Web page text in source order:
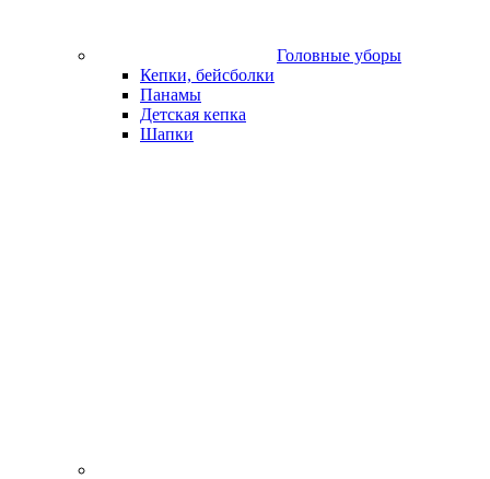
Головные уборы
Кепки, бейсболки
Панамы
Детская кепка
Шапки